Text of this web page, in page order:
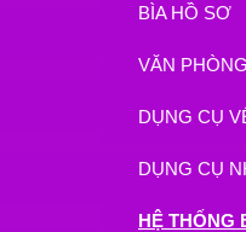
BÌA HỒ SƠ